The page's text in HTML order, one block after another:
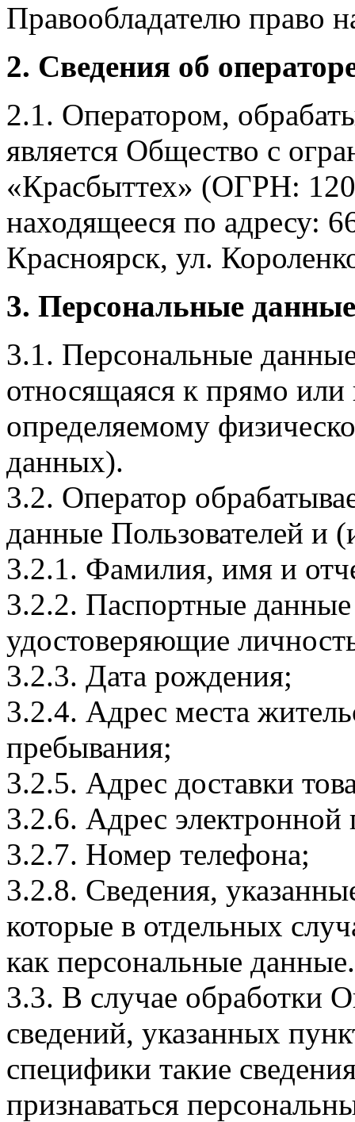
Правообладателю право
2. Сведения об
2.1. Оператором,
является Общество с
«Красбыттех» (ОГРН:
находящееся по адресу:
Красноярск, ул.
3. Персональные
3.1. Персональные
относящаяся к прямо
определяемому
данных).
3.2. Оператор
данные Пользователей и
3.2.1. Фамилия, имя и
3.2.2. Паспортные
удостоверяющие
3.2.3. Дата рождения;
3.2.4. Адрес места
пребывания;
3.2.5. Адрес доставки
3.2.6. Адрес электронной
3.2.7. Номер телефона;
3.2.8. Сведения,
которые в отдельных
как персональные данные.
3.3. В случае обработки
сведений, указанных
специфики такие
признаваться